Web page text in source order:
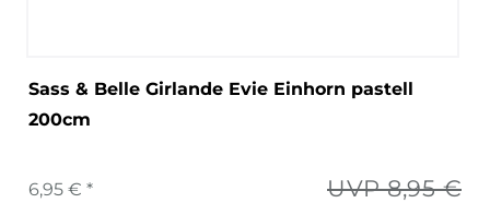
Sass & Belle Girlande Evie Einhorn pastell
200cm
UVP 8,95 €
6,95 € *